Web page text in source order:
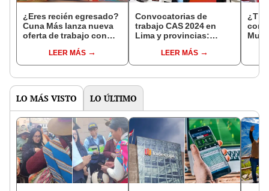
¿Eres recién egresado?
Cuna Más lanza nueva
oferta de trabajo con
LEER MÁS
Convocatorias de
trabajo CAS 2024 en
Lima y provincias:
con sueldos de hasta
S/6.300
LEER MÁS
con
S/
LO MÁS VISTO LO ÚLTIMO